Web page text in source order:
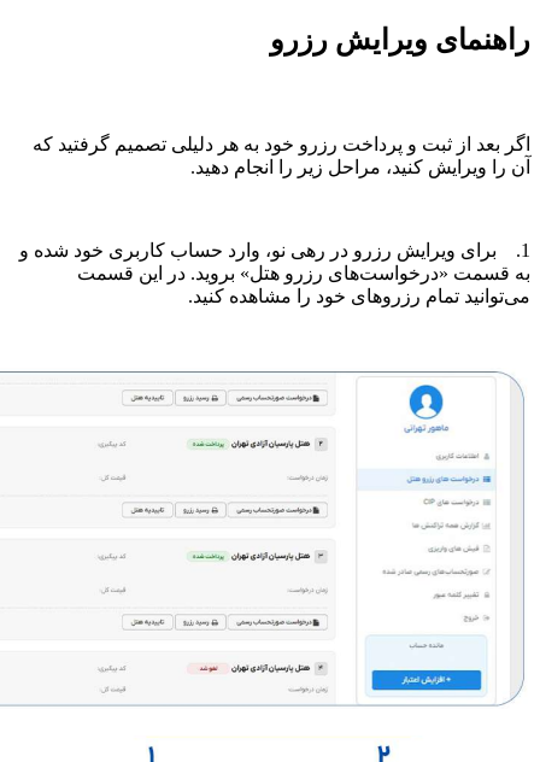
راهنمای ویرایش رزرو
اگر بعد از ثبت و پرداخت رزرو خود به هر دلیلی تصمیم گرفتید که
آن را ویرایش کنید، مراحل زیر را انجام دهید.
1. برای ویرایش رزرو در رهی نو، وارد حساب کاربری خود شده و
به قسمت «درخواست‌های رزرو هتل» بروید. در این قسمت
می‌توانید تمام رزروهای خود را مشاهده کنید.